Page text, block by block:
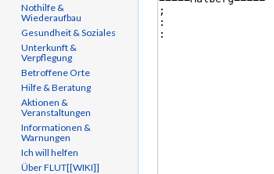
Nothilfe &
Wiederaufbau
Gesundheit & Soziales
Unterkunft &
Verpflegung
Betroffene Orte
Hilfe & Beratung
Aktionen &
Veranstaltungen
Informationen &
Warnungen
Ich will helfen
Über FLUT[[WIKI]]